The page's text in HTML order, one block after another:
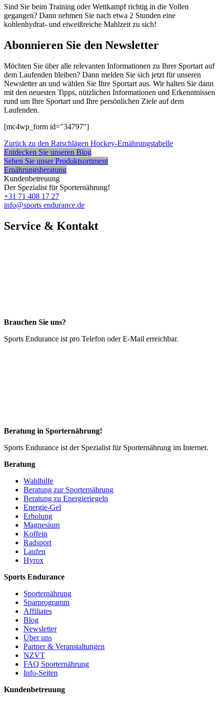
Sind Sie beim Training oder Wettkampf richtig in die Vollen
gegangen? Dann nehmen Sie nach etwa 2 Stunden eine
kohlenhydrat- und eiweißreiche Mahlzeit zu sich!
Abonnieren Sie den Newsletter
Möchten Sie über alle relevanten Informationen zu Ihrer Sportart auf
dem Laufenden bleiben? Dann melden Sie sich jetzt für unseren
Newsletter an und wählen Sie Ihre Sportart aus. Wir halten Sie dann
mit den neuesten Tipps, nützlichen Informationen und Erkenntnissen
rund um Ihre Sportart und Ihre persönlichen Ziele auf dem
Laufenden.
[mc4wp_form id="34797″]
Zurück zu den Ratschlägen Hockey-Ernährungstabelle
Entdecken Sie unseren Blog
Sehen Sie unser Produktsortiment
Ernährungsberatung
Kundenbetreuung
Der Spezialist für Sporternährung!
+31 71 408 17 27
info@sports endurance.de
Service & Kontakt
Brauchen Sie uns?
Sports Endurance ist pro Telefon oder E-Mail erreichbar.
Beratung in Sporternährung!
Sports Endurance ist der Spezialist für Sporternährung im Internet.
Beratung
Wahlhilfe
Beratung zur Sporternährung
Beratung zu Energieriegeln
Energie-Gel
Erholung
Magnesium
Koffein
Radsport
Laufen
Hyrox
Sports Endurance
Sporternährung
Sparprogramm
Affiliates
Blog
Newsletter
Über uns
Partner & Veranstaltungen
NZVT
FAQ Sporternährung
Info-Seiten
Kundenbetreuung